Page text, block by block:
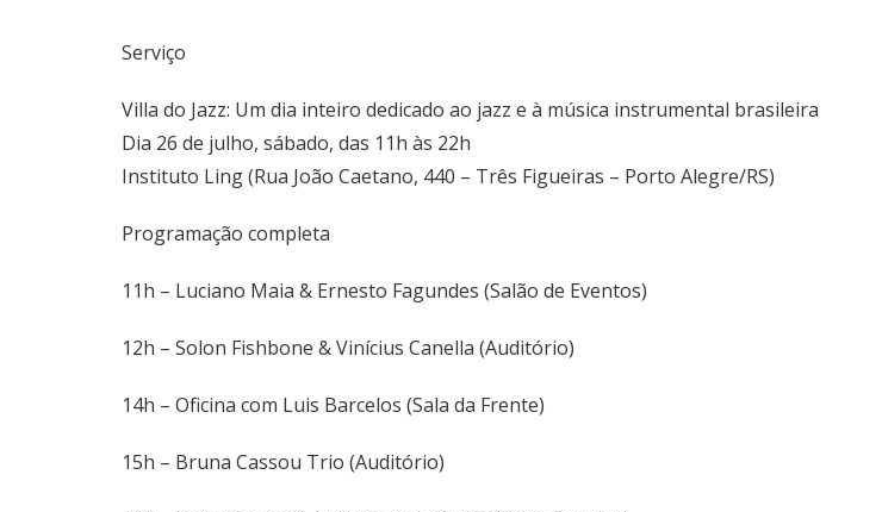
Serviço
Villa do Jazz: Um dia inteiro dedicado ao jazz e à música instrumental brasileira
Dia 26 de julho, sábado, das 11h às 22h
Instituto Ling (Rua João Caetano, 440 – Três Figueiras – Porto Alegre/RS)
Programação completa
11h – Luciano Maia & Ernesto Fagundes (Salão de Eventos)
12h – Solon Fishbone & Vinícius Canella (Auditório)
14h – Oficina com Luis Barcelos (Sala da Frente)
15h – Bruna Cassou Trio (Auditório)